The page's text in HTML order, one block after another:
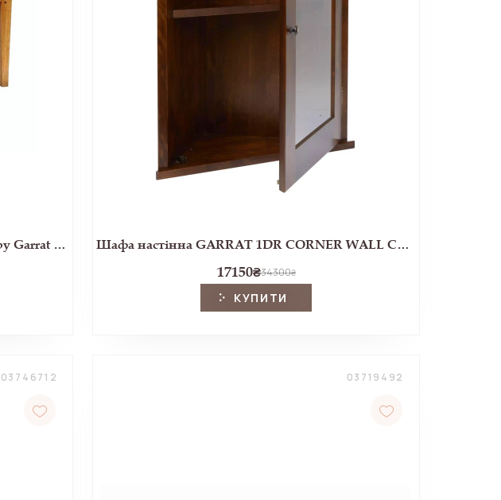
Розсувний обідній стіл медового кольору Garrat Extending Dining Table (Honey) Шафа настінна GARRAT 1DR CORNER WALL CABINET 78*61*33 (Dark Chestnut)
17150₴34300₴
КУПИТИ
03746712 03719492